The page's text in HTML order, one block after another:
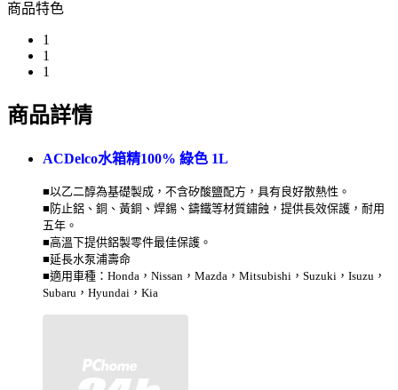
商品特色
1
1
1
商品詳情
ACDelco水箱精100% 綠色 1L
■以乙二醇為基礎製成，不含矽酸鹽配方，具有良好散熱性。
■防止鋁、銅、黃銅、焊錫、鑄鐵等材質鏽蝕，提供長效保護，耐用
五年。
■高溫下提供鋁製零件最佳保護。
■延長水泵浦壽命
■適用車種：Honda，Nissan，Mazda，Mitsubishi，Suzuki，Isuzu，
Subaru，Hyundai，Kia